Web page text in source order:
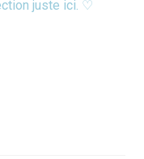
juste ici. ♡